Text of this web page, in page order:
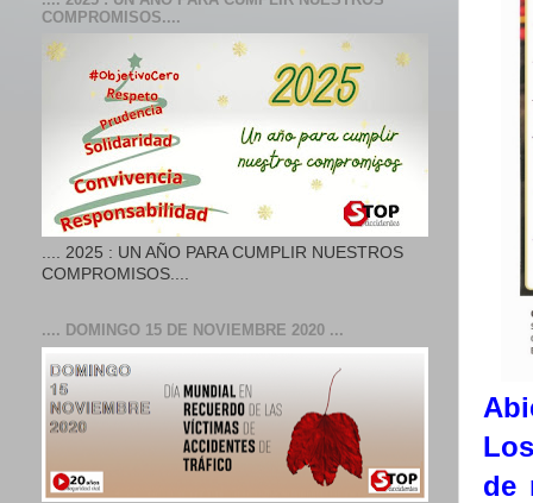
de
COMPROMISOS....
.... 2025 : UN AÑO PARA CUMPLIR NUESTROS
COMPROMISOS....
.... DOMINGO 15 DE NOVIEMBRE 2020 ...